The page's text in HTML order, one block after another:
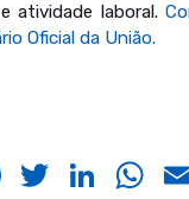
atividade laboral.
Oficial da União.
Facebook
Twitter